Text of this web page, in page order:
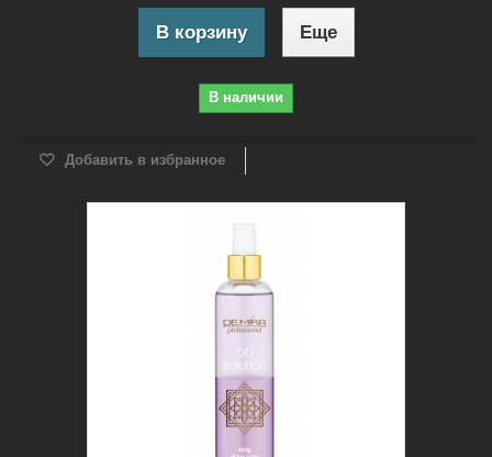
В корзину Еще
В наличии
Добавить в избранное